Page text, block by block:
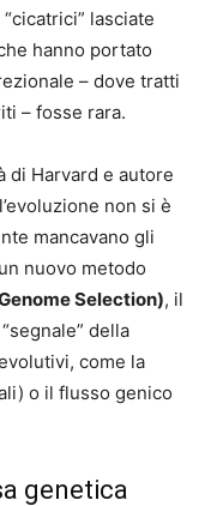
lasciate
hanno portato
– dove tratti
– fosse rara.
di Harvard e autore
non si è
mancavano gli
nuovo metodo
Selection), il
della
come la
o il flusso genico
genetica